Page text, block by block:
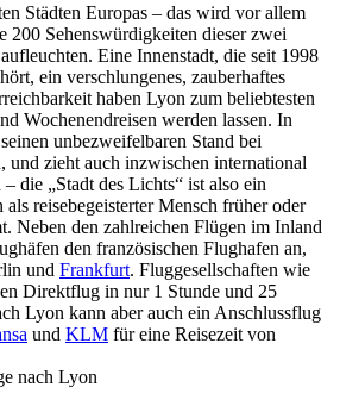
Städten Europas – das wird vor allem
200 Sehenswürdigkeiten dieser zwei
Eine Innenstadt, die seit 1998
ein verschlungenes, zauberhaftes
haben Lyon zum beliebtesten
Wochenendreisen werden lassen. In
unbezweifelbaren Stand bei
und zieht auch inzwischen international
die „Stadt des Lichts“ ist also ein
reisebegeisterter Mensch früher oder
Neben den zahlreichen Flügen im Inland
den französischen Flughafen an,
und Frankfurt. Fluggesellschaften wie
Direktflug in nur 1 Stunde und 25
Lyon kann aber auch ein Anschlussflug
und KLM für eine Reisezeit von
nach Lyon